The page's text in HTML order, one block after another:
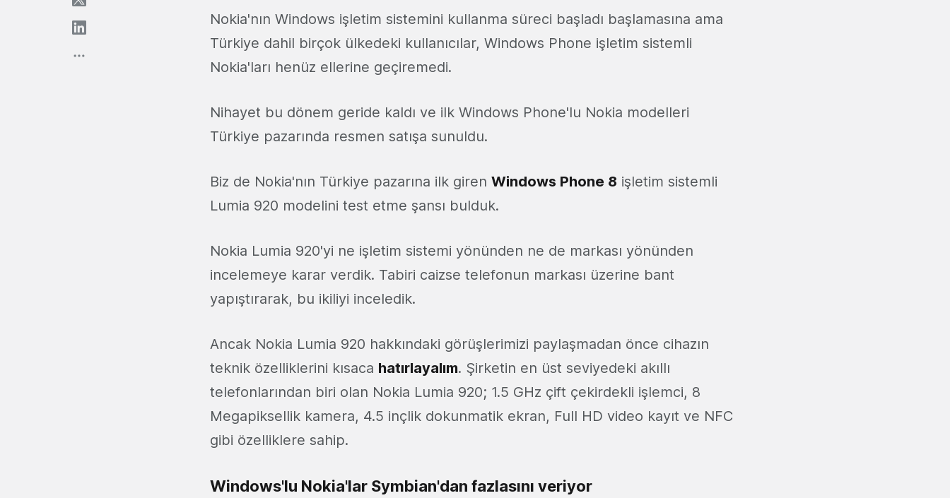
Nokia'nın Windows işletim sistemini kullanma süreci başladı başlamasına ama
Türkiye dahil birçok ülkedeki kullanıcılar, Windows Phone işletim sistemli
Nokia'ları henüz ellerine geçiremedi.
Nihayet bu dönem geride kaldı ve ilk Windows Phone'lu Nokia modelleri
Türkiye pazarında resmen satışa sunuldu.
Biz de Nokia'nın Türkiye pazarına ilk giren Windows Phone 8 işletim sistemli
Lumia 920 modelini test etme şansı bulduk.
Nokia Lumia 920'yi ne işletim sistemi yönünden ne de markası yönünden
incelemeye karar verdik. Tabiri caizse telefonun markası üzerine bant
yapıştırarak, bu ikiliyi inceledik.
Ancak Nokia Lumia 920 hakkındaki görüşlerimizi paylaşmadan önce cihazın
teknik özelliklerini kısaca hatırlayalım. Şirketin en üst seviyedeki akıllı
telefonlarından biri olan Nokia Lumia 920; 1.5 GHz çift çekirdekli işlemci, 8
Megapiksellik kamera, 4.5 inçlik dokunmatik ekran, Full HD video kayıt ve NFC
gibi özelliklere sahip.
Windows'lu Nokia'lar Symbian'dan fazlasını veriyor